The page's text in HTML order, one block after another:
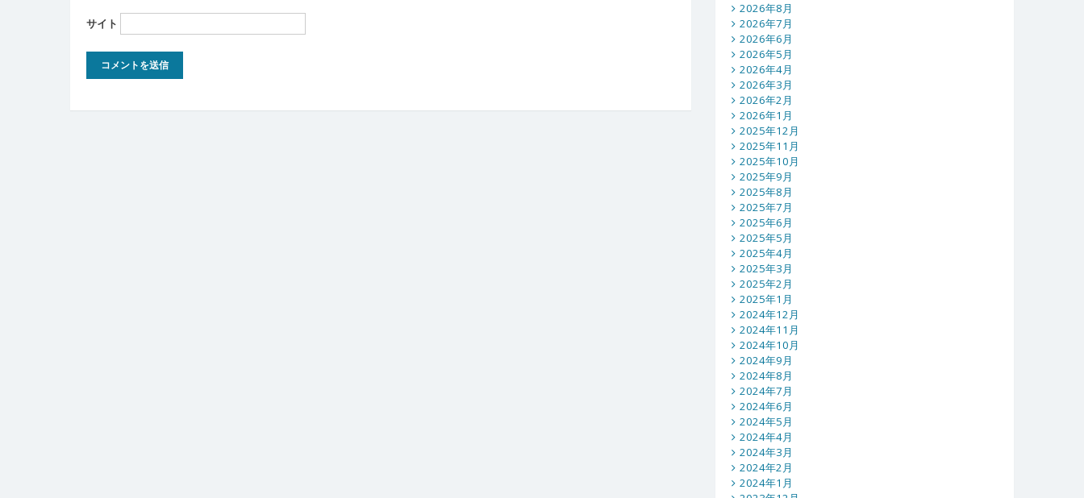
サイト
2026年8月
2026年7月
2026年6月
2026年5月
2026年4月
2026年3月
2026年2月
2026年1月
2025年12月
2025年11月
2025年10月
2025年9月
2025年8月
2025年7月
2025年6月
2025年5月
2025年4月
2025年3月
2025年2月
2025年1月
2024年12月
2024年11月
2024年10月
2024年9月
2024年8月
2024年7月
2024年6月
2024年5月
2024年4月
2024年3月
2024年2月
2024年1月